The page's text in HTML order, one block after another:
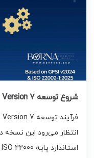
شروع توسعه FSSC 22000 Version 7